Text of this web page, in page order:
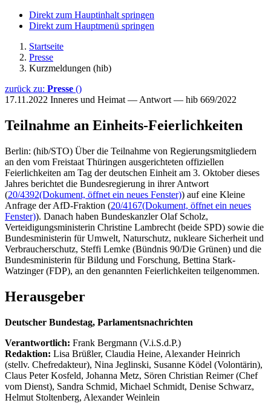
Direkt zum Hauptinhalt springen
Direkt zum Hauptmenü springen
Startseite
Presse
Kurzmeldungen (hib)
zurück zu: Presse ()
17.11.2022 Inneres und Heimat — Antwort — hib 669/2022
Teilnahme an Einheits-Feierlichkeiten
Berlin: (hib/STO) Über die Teilnahme von Regierungsmitgliedern
an den vom Freistaat Thüringen ausgerichteten offiziellen
Feierlichkeiten am Tag der deutschen Einheit am 3. Oktober dieses
Jahres berichtet die Bundesregierung in ihrer Antwort
(20/4392(Dokument, öffnet ein neues Fenster)) auf eine Kleine
Anfrage der AfD-Fraktion (20/4167(Dokument, öffnet ein neues
Fenster)). Danach haben Bundeskanzler Olaf Scholz,
Verteidigungsministerin Christine Lambrecht (beide SPD) sowie die
Bundesministerin für Umwelt, Naturschutz, nukleare Sicherheit und
Verbraucherschutz, Steffi Lemke (Bündnis 90/Die Grünen) und die
Bundesministerin für Bildung und Forschung, Bettina Stark-
Watzinger (FDP), an den genannten Feierlichkeiten teilgenommen.
Herausgeber
Deutscher Bundestag, Parlamentsnachrichten
Verantwortlich: Frank Bergmann (V.i.S.d.P.)
Redaktion: Lisa Brüßler, Claudia Heine, Alexander Heinrich
(stellv. Chefredakteur), Nina Jeglinski, Susanne Ködel (Volontärin),
Claus Peter Kosfeld, Johanna Metz, Sören Christian Reimer (Chef
vom Dienst), Sandra Schmid, Michael Schmidt, Denise Schwarz,
Helmut Stoltenberg, Alexander Weinlein